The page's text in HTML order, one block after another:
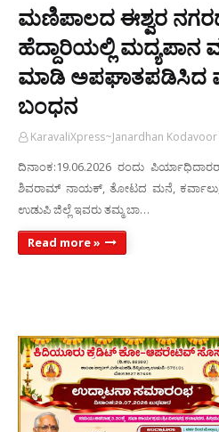
ಮಣಿಪಾಲದ ಈಶ್ವರ
ಹೆದ್ದಾರಿಯಲ್ಲಿ ಮದ್ಯಪಾನ
ಮಾಡಿ ಅಪಘಾತಪಡಿಸಿದ
ಬಂಧನ
KaravaliXpress~Janardhan Kodavoor
ದಿನಾಂಕ:19.06.2026 ರಂದು
ಶಿವರಾಮ್ ನಾಯಕ್, ತೋಟದ ಮನೆ, ಕರ್ವಾಲು,
ಉಡುಪಿ ಜಿಲ್ಲೆ ಇವರು ತಮ್ಮ ಬಾ…
Read more »